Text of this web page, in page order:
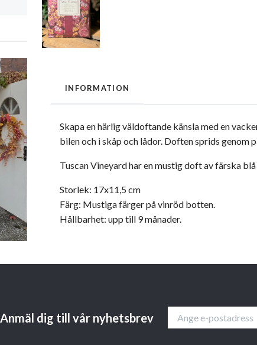
INFORMATION
Skapa en härlig väldoftande känsla med en
bilen och i skåp och lådor. Doften sprids genom
Tuscan Vineyard har en mustig doft av färska
Storlek: 17x11,5 cm
Färg: Mustiga färger på vinröd botten.
Hållbarhet: upp till 9 månader.
Anmäl dig till vår nyhetsbrev